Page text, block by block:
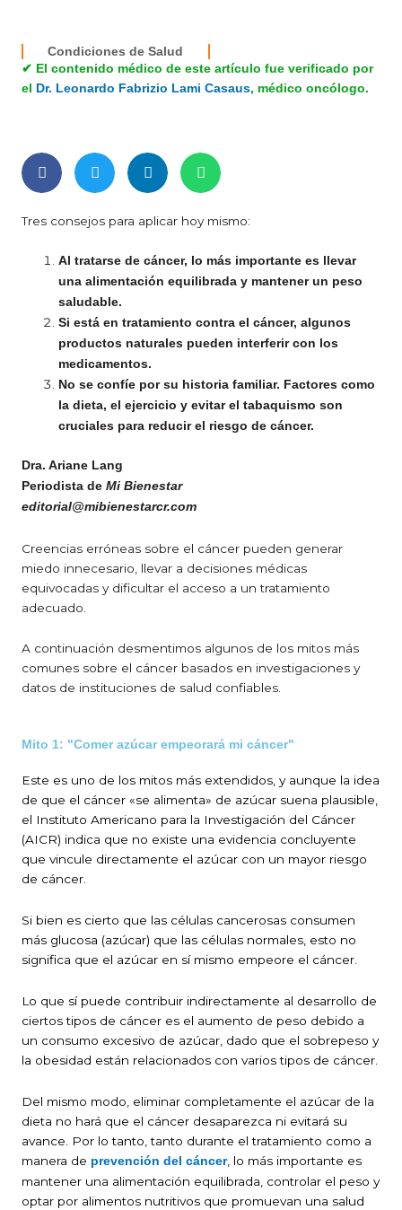
Condiciones de Salud
✔ El contenido médico de este artículo fue verificado por
el
Dr. Leonardo Fabrizio Lami Casaus, médico oncólogo.
Tres consejos para aplicar hoy mismo:
Al tratarse de cáncer, lo más importante es llevar
una alimentación equilibrada y mantener un peso
saludable.
Si está en tratamiento contra el cáncer, algunos
productos naturales pueden interferir con los
medicamentos.
No se confíe por su historia familiar. Factores como
la dieta, el ejercicio y evitar el tabaquismo son
cruciales para reducir el riesgo de cáncer.
Dra. Ariane Lang
Periodista de Mi Bienestar
editorial@mibienestarcr.com
Creencias erróneas sobre el cáncer pueden generar
miedo innecesario, llevar a decisiones médicas
equivocadas y dificultar el acceso a un tratamiento
adecuado.
A continuación desmentimos algunos de los mitos más
comunes sobre el cáncer basados en investigaciones y
datos de instituciones de salud confiables.
Mito 1: "Comer azúcar empeorará mi cáncer"
Este es uno de los mitos más extendidos, y aunque la idea
de que el cáncer «se alimenta» de azúcar suena plausible,
el Instituto Americano para la Investigación del Cáncer
(AICR) indica que no existe una evidencia concluyente
que vincule directamente el azúcar con un mayor riesgo
de cáncer.
Si bien es cierto que las células cancerosas consumen
más glucosa (azúcar) que las células normales, esto no
significa que el azúcar en sí mismo empeore el cáncer.
Lo que sí puede contribuir indirectamente al desarrollo de
ciertos tipos de cáncer es el aumento de peso debido a
un consumo excesivo de azúcar, dado que el sobrepeso y
la obesidad están relacionados con varios tipos de cáncer.
Del mismo modo, eliminar completamente el azúcar de la
dieta no hará que el cáncer desaparezca ni evitará su
avance. Por lo tanto, tanto durante el tratamiento como a
manera de prevención del cáncer, lo más importante es
mantener una alimentación equilibrada, controlar el peso y
optar por alimentos nutritivos que promuevan una salud